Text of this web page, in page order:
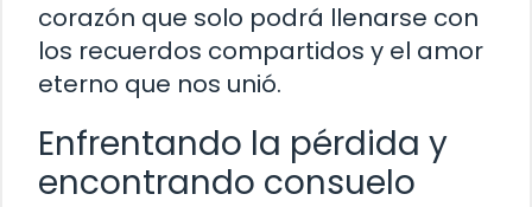
corazón que solo podrá llenarse con
los recuerdos compartidos y el amor
eterno que nos unió.
Enfrentando la pérdida y
encontrando consuelo